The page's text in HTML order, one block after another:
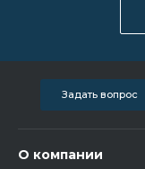
Задать вопрос
О компании